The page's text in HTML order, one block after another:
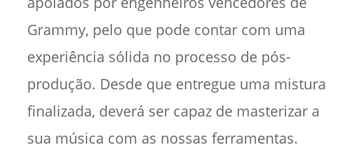
Grammy, pelo que pode contar com uma
experiência sólida no processo de pós-
produção. Desde que entregue uma mistura
finalizada, deverá ser capaz de masterizar a
sua música com as nossas ferramentas.